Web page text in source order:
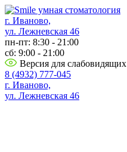
г. Иваново,
ул. Лежневская 46
пн-пт: 8:30 - 21:00
сб: 9:00 - 21:00
Версия для слабовидящих
8 (4932) 777-045
г. Иваново,
ул. Лежневская 46